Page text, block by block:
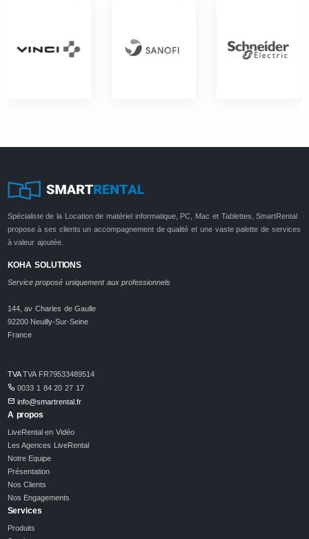
Spécialiste de la Location de matériel informatique, PC, Mac et Tablettes, SmartRental
propose à ses clients un accompagnement de qualité et une vaste palette de services
à valeur ajoutée.
KOHA SOLUTIONS
Service proposé uniquement aux professionnels
144, av Charles de Gaulle
92200 Neuilly-Sur-Seine
France
TVATVA FR79533489514
0033 1 84 20 27 17
info@smartrental.fr
A propos
LiveRental en Vidéo
Les Agences LiveRental
Notre Equipe
Présentation
Nos Clients
Nos Engagements
Services
Produits